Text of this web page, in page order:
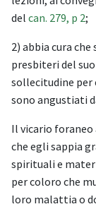
del can. 279, p 2;
2) abbia cura
presbiteri del
sollecitudine per
sono angustiati
Il vicario foraneo
che egli sappia
spirituali e
per coloro che
loro malattia o